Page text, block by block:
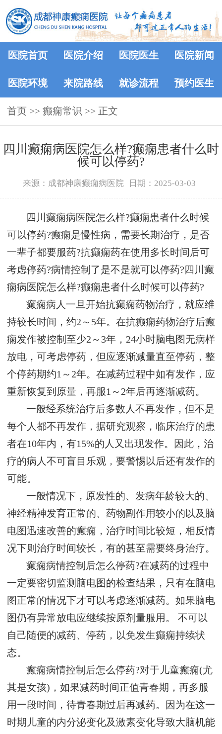
医院首页 医院介绍 医院医生 医院新闻
医院环境 来院路线 就诊流程 预约医生
首页 >> 癫痫常识 >> 正文
四川癫痫病医院怎么样?癫痫患者什么时
候可以停药?
来源：成都神康癫痫病医院 日期：2025-03-03
四川癫痫病医院怎么样?癫痫患者什么时候
可以停药?癫痫是慢性病，需要长期治疗，是否
一辈子都要服药?抗癫痫药在使用多长时间后可
考虑停药?病情控制了是不是就可以停药?四川癫
痫病医院怎么样?癫痫患者什么时候可以停药?
癫痫病人一旦开始抗癫痫药物治疗，就应维
持较长时间，约2～5年。在抗癫痫药物治疗后癫
痫发作被控制至少2～3年，24小时脑电图无病样
放电，可考虑停药，但应逐渐减量直至停药，整
个停药期约1～2年。在减药过程中如有发作，应
重新恢复到原量，再服1～2年后再逐渐减药。
一般经系统治疗后多数人不再发作，但不是
每个人都不再发作，据研究观察，临床治疗的患
者在10年内，有15%的人又出现发作。因此，治
疗的病人不可盲目乐观，要警惕以后还有发作的
可能。
一般情况下，原发性的、发病年龄较大的、
神经精神发育正常的、药物副作用较小的以及脑
电图迅速改善的癫痫，治疗时间比较短，相反情
况下则治疗时间较长，有的甚至需要终身治疗。
癫痫病情控制后怎么停药?在减药的过程中
一定要密切监测脑电图的检查结果，只有在脑电
图正常的情况下才可以考虑逐渐减药。如果脑电
图仍有异常放电应继续按原剂量服用。 不可以
自己随便的减药、停药，以免发生癫痫持续状
态。
癫痫病情控制后怎么停药?对于儿童癫痫(尤
其是女孩)，如果减药时间正值青春期，再多服
用一段时间，待青春期过后再减药。因为在这一
时期儿童的内分泌变化及激素变化导致大脑机能